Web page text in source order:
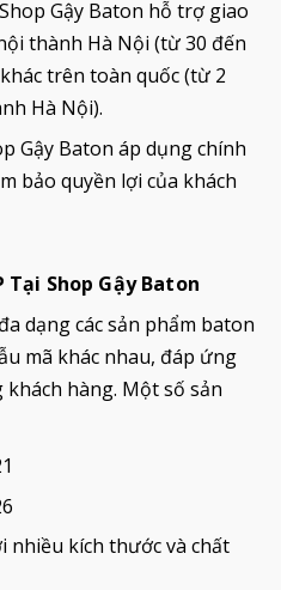
Shop Gậy Baton hỗ trợ giao
thành Hà Nội (từ 30 đến
trên toàn quốc (từ 2
Hà Nội).
Gậy Baton áp dụng chính
bảo quyền lợi của khách
Tại Shop Gậy Baton
dạng các sản phẩm baton
mã khác nhau, đáp ứng
hàng. Một số sản
nhiều kích thước và chất